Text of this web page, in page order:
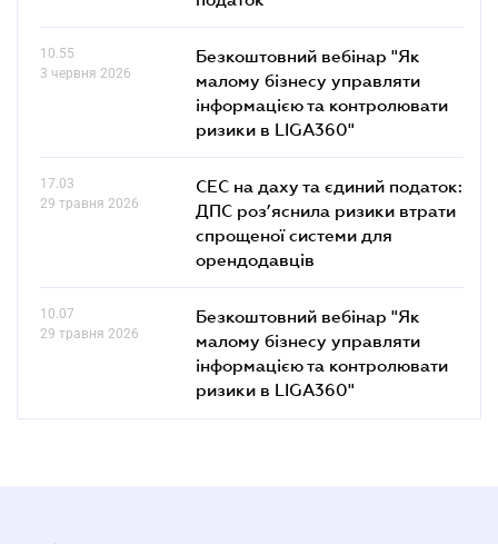
10.55
3 червня 2026
Безкоштовний вебінар "Як
малому бізнесу управляти
інформацією та контролювати
ризики в LIGA360"
17.03
29 травня 2026
СЕС на даху та єдиний податок:
ДПС роз’яснила ризики втрати
спрощеної системи для
орендодавців
10.07
29 травня 2026
Безкоштовний вебінар "Як
малому бізнесу управляти
інформацією та контролювати
ризики в LIGA360"